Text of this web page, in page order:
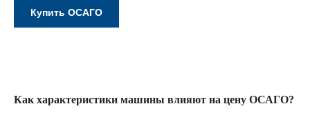
Как характеристики машины влияют на цену ОСАГО?